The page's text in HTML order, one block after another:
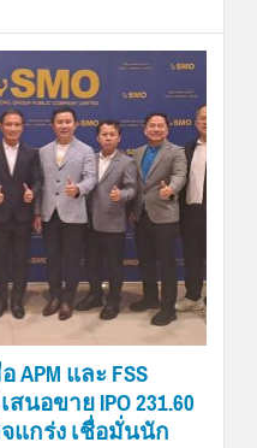
APM และ FSS
นอขาย IPO 231.60
แกร่ง เชื่อมั่นนัก